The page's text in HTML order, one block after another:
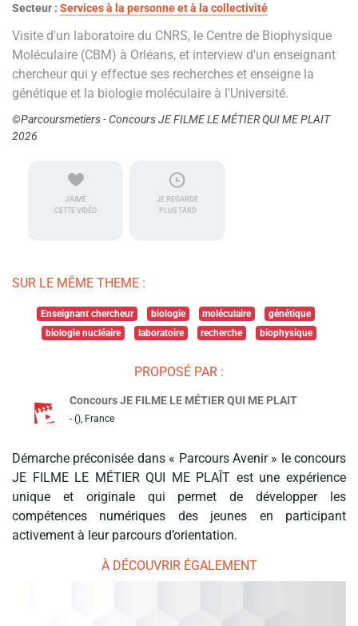
Secteur : Services à la personne et à la collectivité
Visite d'un laboratoire du CNRS, le Centre de Biophysique
Moléculaire (CBM) à Orléans, et interview d'un enseignant
chercheur qui y effectue ses recherches et enseigne la
génétique et la biologie moléculaire à l'Université.
©Parcoursmetiers - Concours JE FILME LE MÉTIER QUI ME PLAIT
2026
J'AIME
CETTE VIDÉO
JE REGARDE
PLUS TARD
SUR LE MÊME THEME :
Enseignant chercheur biologie moléculaire
génétique
biologie nucléaire
laboratoire recherche biophysique
PROPOSÉ PAR :
Concours JE FILME LE MÉTIER QUI ME PLAIT
- (), France
Démarche préconisée dans « Parcours Avenir » le concours
JE FILME LE MÉTIER QUI ME PLAÎT est une expérience
unique et originale qui permet de développer les
compétences numériques des jeunes en participant
activement à leur parcours d’orientation.
À DÉCOUVRIR ÉGALEMENT